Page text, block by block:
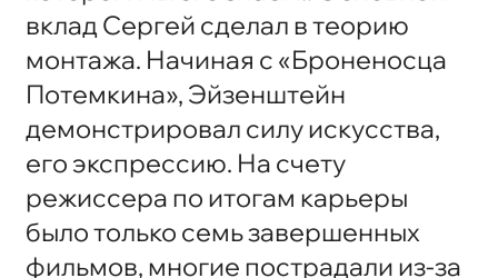
вклад Сергей сделал в теорию
монтажа. Начиная с «Броненосца
Потемкина», Эйзенштейн
демонстрировал силу искусства,
его экспрессию. На счету
режиссера по итогам карьеры
было только семь завершенных
фильмов, многие пострадали из-за